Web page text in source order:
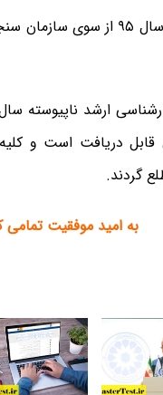
کلید اولیه سوالات آزمون کارشناسی
دریافت است و کلیه
گردند.
به امید موفقیت تمامی